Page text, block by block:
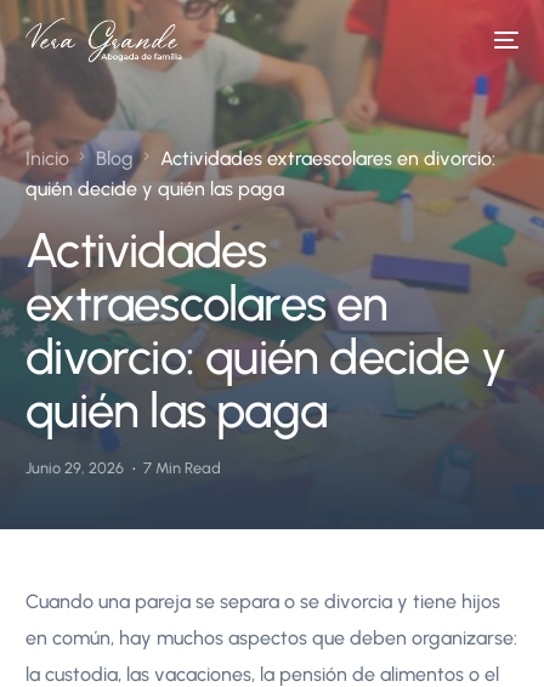
Inicio Blog
Actividades extraescolares en divorcio:
quién decide y quién las paga
Actividades
extraescolares en
divorcio: quién decide y
quién las paga
Junio 29, 2026 7 Min Read
Cuando una pareja se separa o se divorcia y tiene hijos
en común, hay muchos aspectos que deben organizarse:
la custodia, las vacaciones, la pensión de alimentos o el